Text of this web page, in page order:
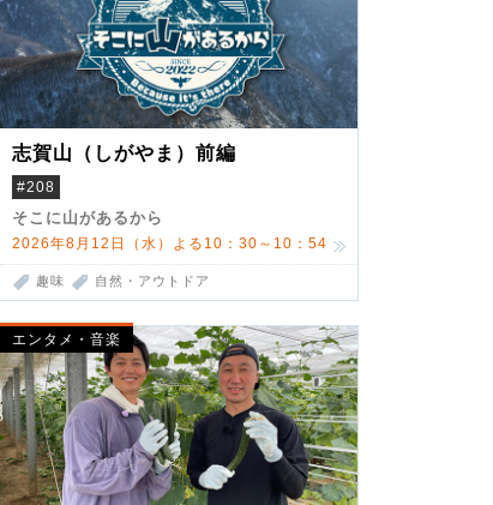
志賀山（しがやま）前編
#208
そこに山があるから
2026年8月12日（水）よる10：30～10：54
趣味 自然・アウトドア
エンタメ・音楽